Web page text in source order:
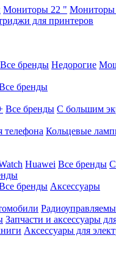
Мониторы 22 " Мониторы
для принтеров
Все бренды Недорогие
бренды
Все бренды С большим
телефона Кольцевые
Huawei Все бренды
бренды Аксессуары
Запчасти и аксессуары
Аксессуары для